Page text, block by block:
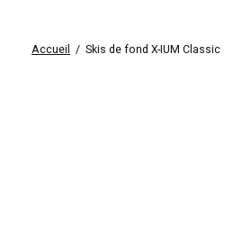
Accueil / Skis de fond X-IUM Classic